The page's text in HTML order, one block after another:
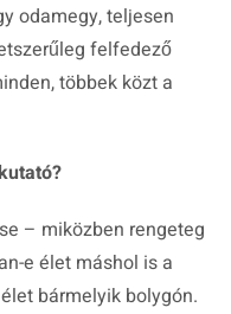
odamegy, teljesen
felfedező
többek közt a
– miközben rengeteg
e élet máshol is a
bármelyik bolygón.